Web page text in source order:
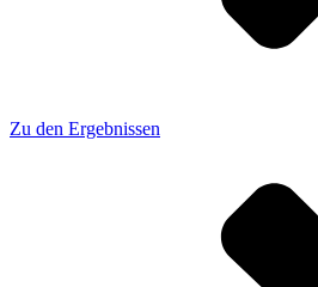
Zu den Ergebnissen